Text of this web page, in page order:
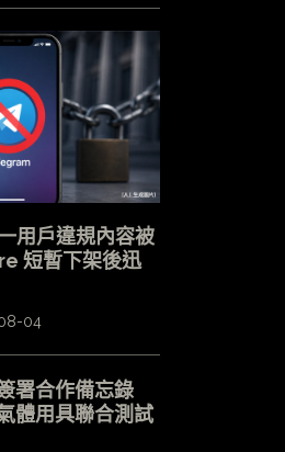
用戶違規內容被
短暫下架後迅
04
署合作備忘錄
體用具聯合測試